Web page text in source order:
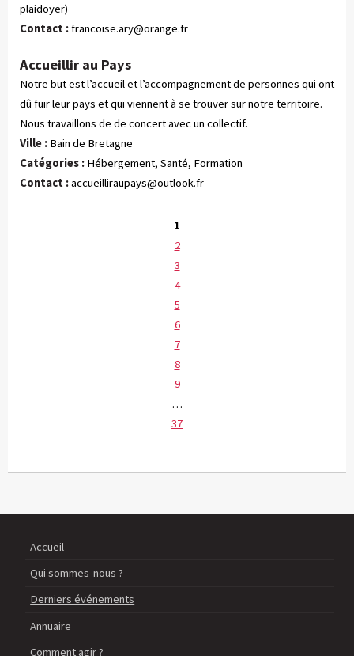
plaidoyer)
Contact :francoise.ary@orange.fr
Accueillir au Pays
Notre but est l’accueil et l’accompagnement de personnes qui ont
dû fuir leur pays et qui viennent à se trouver sur notre territoire.
Nous travaillons de de concert avec un collectif.
Ville : Bain de Bretagne
Catégories : Hébergement, Santé, Formation
Contact :accueilliraupays@outlook.fr
1
2
3
4
5
6
7
8
9
…
37
Accueil
Qui sommes-nous ?
Derniers événements
Annuaire
Comment agir ?